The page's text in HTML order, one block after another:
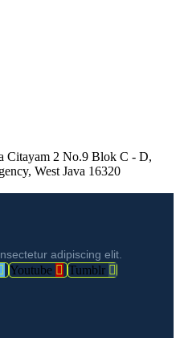
Citayam 2 No.9 Blok C - D,
West Java 16320
adipiscing elit.
Youtube Tumblr